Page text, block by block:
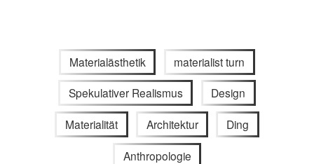
Materialästhetik materialist turn
Spekulativer Realismus Design
Materialität Architektur Ding
Anthropologie